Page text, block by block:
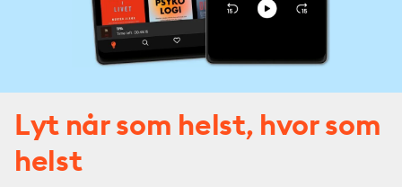
Lyt når som helst, hvor som
helst